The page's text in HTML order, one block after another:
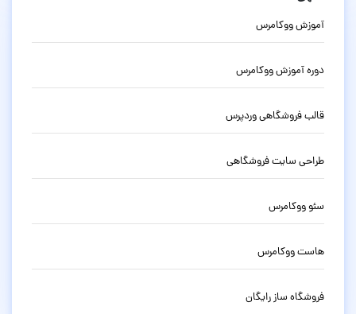
آموزش ووکامرس
دوره آموزش ووکامرس
قالب فروشگاهی وردپرس
طراحی سایت فروشگاهی
سئو ووکامرس
هاست ووکامرس
فروشگاه ساز رایگان